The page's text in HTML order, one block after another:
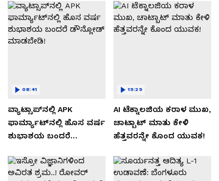
ವ್ಯಾಟ್ಸಾಪ್‌ನಲ್ಲಿ APK
ಫಾರ್ಮ್ಯಾಟ್‌ನಲ್ಲಿ ಹೊಸ ವರ್ಷ
ಶುಭಾಶಯ ಬಂದರೆ
08:41
AI ಟೆಕ್ನಾಲಜಿಯ ಕರಾಳ ಮುಖ,
ಚಾಟ್ಬಾಟ್ ಮಾತು ಕೇಳಿ
ಹೆತ್ತವರನ್ನೇ ಕೊಂದ ಯುವಕ!
19:29